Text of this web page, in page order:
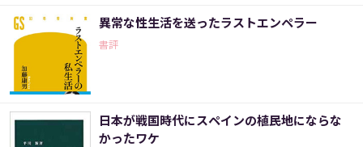
異常な性生活を送ったラストエンペラー
書評
日本が戦国時代にスペインの植民地にならな
かったワケ